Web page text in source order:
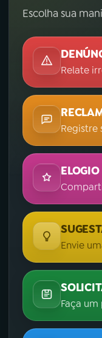
Escolha sua
Relate
Registre
ELOGIO
Envie
Faça